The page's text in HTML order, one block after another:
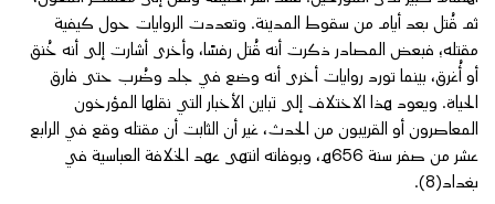
ثم قُتل بعد أيام من سقوط المدينة. وتعددت الروايات حول كيفية
مقتله؛ فبعض المصادر ذكرت أنه قُتل رفسًا، وأخرى أشارت إلى أنه خُنق
أو أُغرق، بينما تورد روايات أخرى أنه وضع في جلد وضُرب حتى فارق
الحياة. ويعود هذا الاختلاف إلى تباين الأخبار التي نقلها المؤرخون
المعاصرون أو القريبون من الحدث، غير أن الثابت أن مقتله وقع في الرابع
عشر من صفر سنة 656هـ، وبوفاته انتهى عهد الخلافة العباسية في
بغداد(8).